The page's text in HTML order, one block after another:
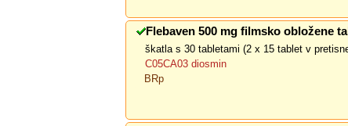
Flebaven 500 mg filmsko obložene
škatla s 30 tabletami (2 x 15 tablet v
C05CA03 diosmin
BRp